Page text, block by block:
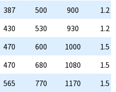
387 500 900
1.2
430 530 930
1.2
470 600 1000
1.5
470 680 1080
1.5
565 770 1170
1.5